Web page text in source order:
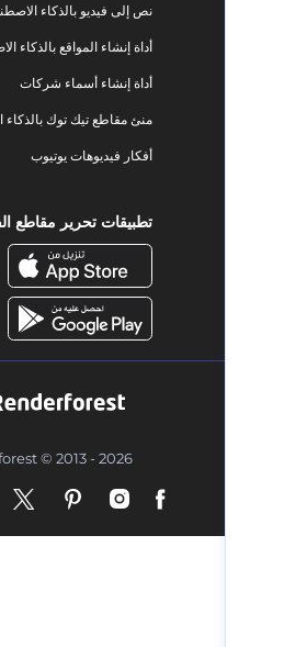
نص إلى فيديو بالذكاء الاصطناعي
أداة إنشاء المواقع بالذكاء الاصطناعي
أداة إنشاء أسماء شركات
منئ مقاطع تيك توك بالذكاء الاصطناعي
أفكار فيديوهات يوتيوب
تطبيقات تحرير مقاطع الفيديو
Renderforest © 2013 - 2026